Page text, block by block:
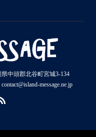
中頭郡北谷町宮城3-134
message.ne.jp